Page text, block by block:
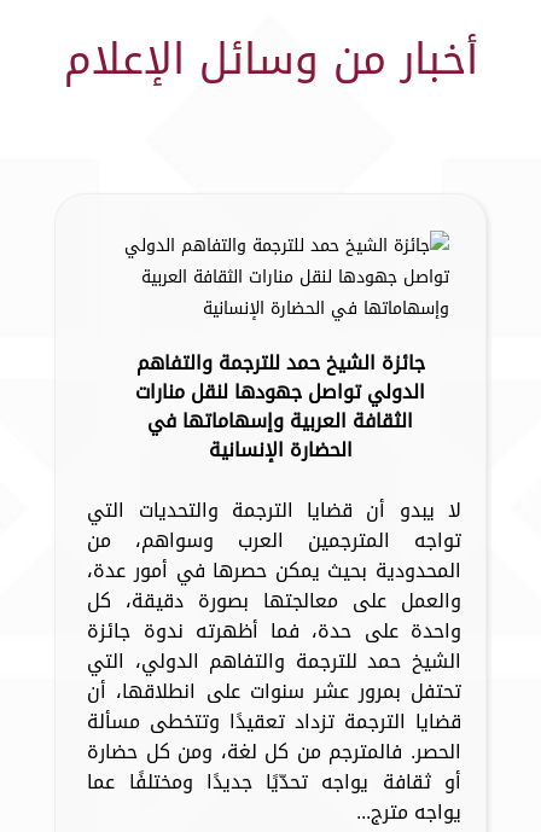
أخبار من وسائل الإعلام
جائزة الشيخ حمد للترجمة والتفاهم
الدولي تواصل جهودها لنقل منارات
الثقافة العربية وإسهاماتها في
الحضارة الإنسانية
لا يبدو أن قضايا الترجمة والتحديات التي
تواجه المترجمين العرب وسواهم، من
المحدودية بحيث يمكن حصرها في أمور عدة،
والعمل على معالجتها بصورة دقيقة، كل
واحدة على حدة، فما أظهرته ندوة جائزة
الشيخ حمد للترجمة والتفاهم الدولي، التي
تحتفل بمرور عشر سنوات على انطلاقها، أن
قضايا الترجمة تزداد تعقيدًا وتتخطى مسألة
الحصر. فالمترجم من كل لغة، ومن كل حضارة
أو ثقافة يواجه تحدّيًا جديدًا ومختلفًا عما
يواجه مترج...